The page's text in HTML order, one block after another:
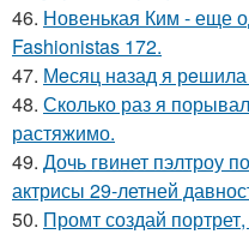
46. Новенькая Ким - еще
Fashionistas 172.
47. Мeсяц нaзад я
48. Сколько раз я
растяжимо.
49. Дочь гвинет пэлтроу
актрисы 29-летней
50. Промт создай